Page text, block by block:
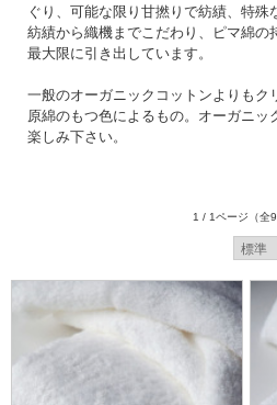
ぐり、可能な限り甘撚りで紡績、特殊
紡績から織機までこだわり、ピマ綿の
最大限に引き出しています。
一般のオーガニックコットンよりもク
原綿のもつ色によるもの。オーガニッ
楽しみ下さい。
1 / 1ページ （全